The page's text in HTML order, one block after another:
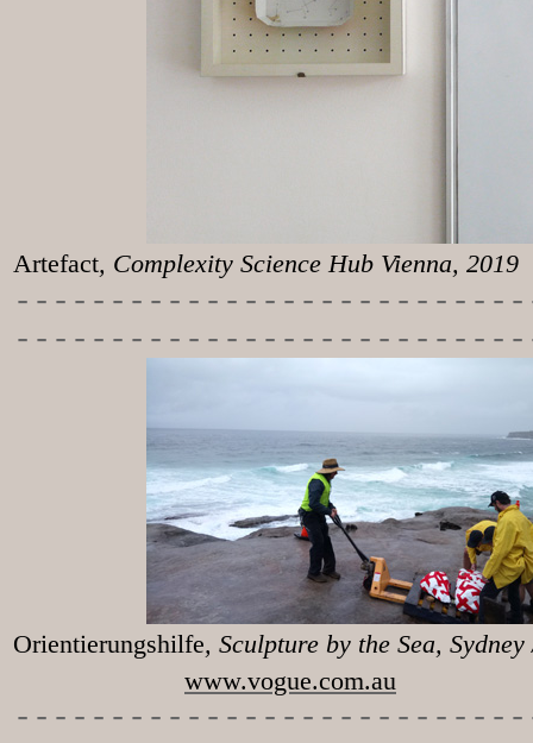
Artefact, Complexity Science Hub Vienna, 2019
-----------
Orientierungshilfe, Sculpture
www.vogue.com.au
-----------